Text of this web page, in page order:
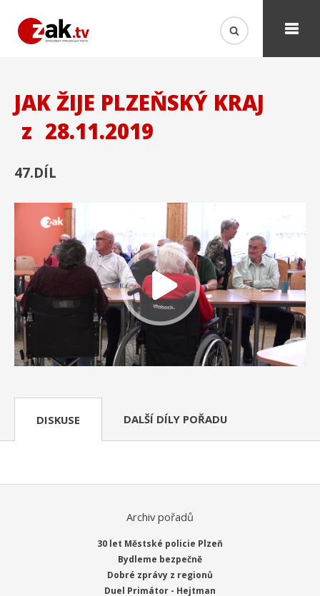
JAK ŽIJE PLZEŇSKÝ KRAJ
z 28.11.2019
47.DÍL
DISKUSE DALŠÍ DÍLY POŘADU
Archiv pořadů
30 let Městské policie Plzeň
Bydleme bezpečně
Dobré zprávy z regionů
Duel Primátor - Hejtman